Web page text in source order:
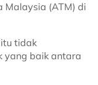
Malaysia (ATM) di
tidak
yang baik antara